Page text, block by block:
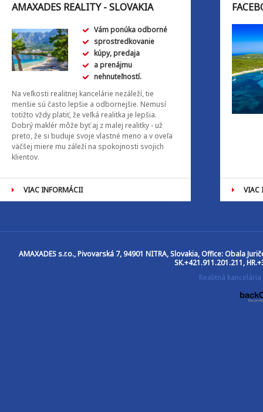
AMAXADES REALITY - SLOVAKIA
Vám ponúka odborné
sprostredkovanie
kúpy, predaja
a prenájmu
nehnuteľností.
Na veľkosti realitnej kancelárie nezáleží, tie
menšie sú často lepšie a odbornejšie. Nemusí
totižto vždy platiť, že veľká realitka je lepšia.
Dobrý maklér môže byť aj z malej realitky - už
preto, že si buduje svoje vlastné meno a v oveľa
väčšej miere mu záleží na spokojnosti svojich
klientov.
VIAC INFORMÁCII VIAC
AMAXADES s.r.o., Pivovarská 7, 94901 NITRA, Slovakia, Office: Obala
SK.+421.911.201.211,
Realitná